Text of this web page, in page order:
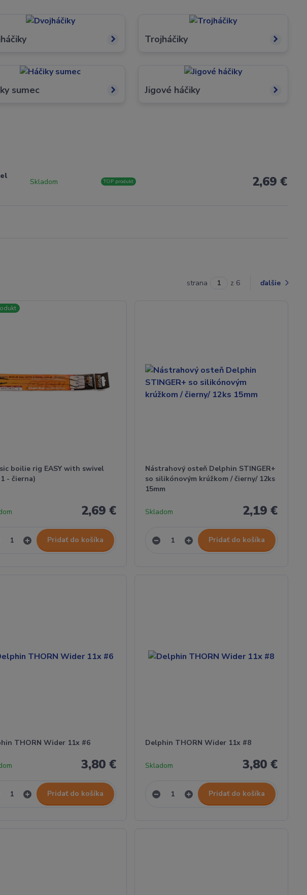
Trojháčiky
sumec Jigové háčiky
Skladom TOP produkt 2,69 €
strana z 6 ďalšie
boilie rig EASY with swivel
- čierna)
2,69 €
Pridať do košíka
Nástrahový osteň Delphin STINGER+
so silikónovým krúžkom / čierny/ 12ks
15mm
2,19 €
Skladom
Pridať do košíka
THORN Wider 11x #6
3,80 €
Pridať do košíka
Delphin THORN Wider 11x #8
3,80 €
Skladom
Pridať do košíka